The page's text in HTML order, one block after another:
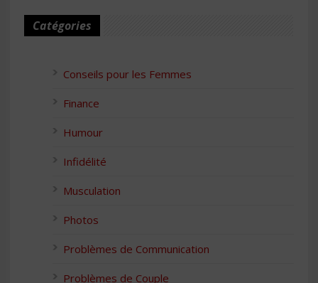
Catégories
Conseils pour les Femmes
Finance
Humour
Infidélité
Musculation
Photos
Problèmes de Communication
Problèmes de Couple